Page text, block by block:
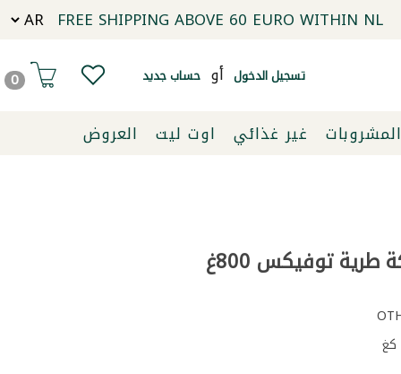
FREE SHIPPING ABOVE 60 EURO WITHIN NL
تسجيل الدخول أو حساب جديد 0
المشروبات غير غذائي اوت ليت
العروض
توفيكس 800غ